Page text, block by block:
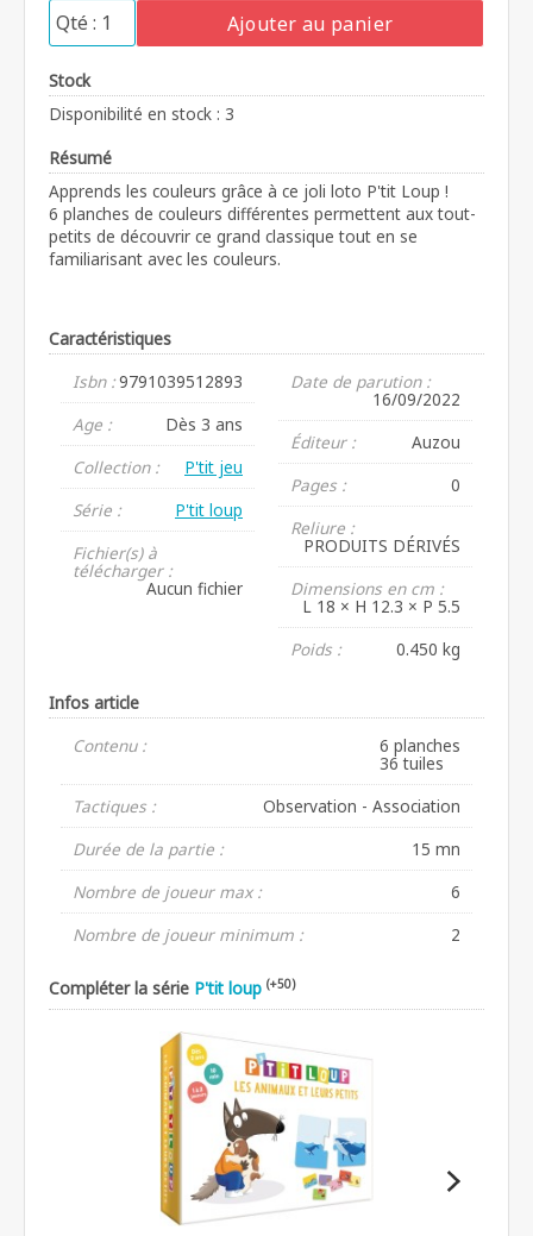
Ajouter au panier
Stock
Disponibilité en stock : 3
Résumé
Apprends les couleurs grâce à ce joli loto P'tit Loup !
6 planches de couleurs différentes permettent aux tout-
petits de découvrir ce grand classique tout en se
familiarisant avec les couleurs.
Caractéristiques
Isbn :9791039512893
Age :
Dès 3 ans
Collection :
P'tit jeu
Série :
P'tit loup
Fichier(s) à
télécharger :
Aucun fichier
Date de parution :
16/09/2022
Éditeur :
Auzou
Pages :
0
Reliure :
PRODUITS DÉRIVÉS
Dimensions en cm :
L 18 × H 12.3 × P 5.5
Poids :
0.450 kg
Infos article
Contenu :
6 planches
36 tuiles
Tactiques :
Observation - Association
Durée de la partie :
15 mn
Nombre de joueur max :
6
Nombre de joueur minimum :
2
Compléter la série P'tit loup (+50)